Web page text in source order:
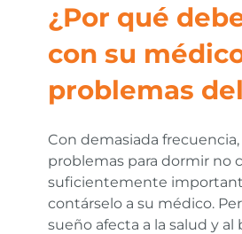
¿Por qué
con su
problemas
Con demasiada
problemas para dormir no
suficientemente
contárselo a su médico.
sueño afecta a la salud y